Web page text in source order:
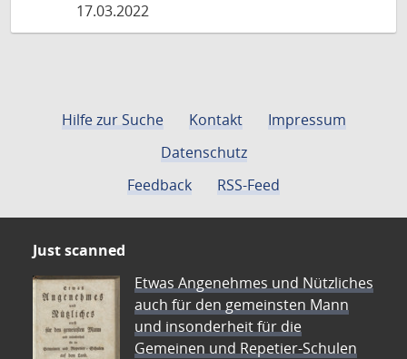
17.03.2022
Hilfe zur Suche Kontakt
Impressum
Datenschutz
Feedback
RSS-Feed
Just scanned
Etwas Angenehmes und Nützliches
auch für den gemeinsten Mann
und insonderheit für die
Gemeinen und Repetier-Schulen